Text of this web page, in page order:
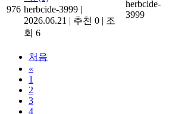
976 herbcide-3999 |
2026.06.21 | 추천 0 | 조
회 6
herbcide-
3999
처음
«
1
2
3
4